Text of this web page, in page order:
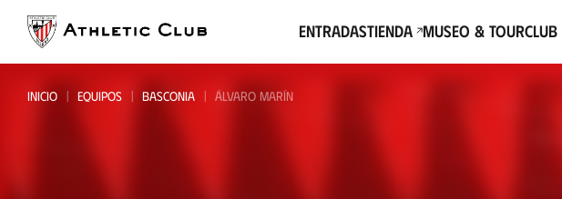
contenido
principal
EntradasTienda Museo & Tour
INICIO EQUIPOS BASCONIA ÁLVARO MARÍN